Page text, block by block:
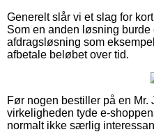
Generelt slår vi et slag for
Som en anden løsning burde
afdragsløsning som
afbetale beløbet over tid.
Før nogen bestiller på en Mr.
virkeligheden tyde e-
normalt ikke særlig